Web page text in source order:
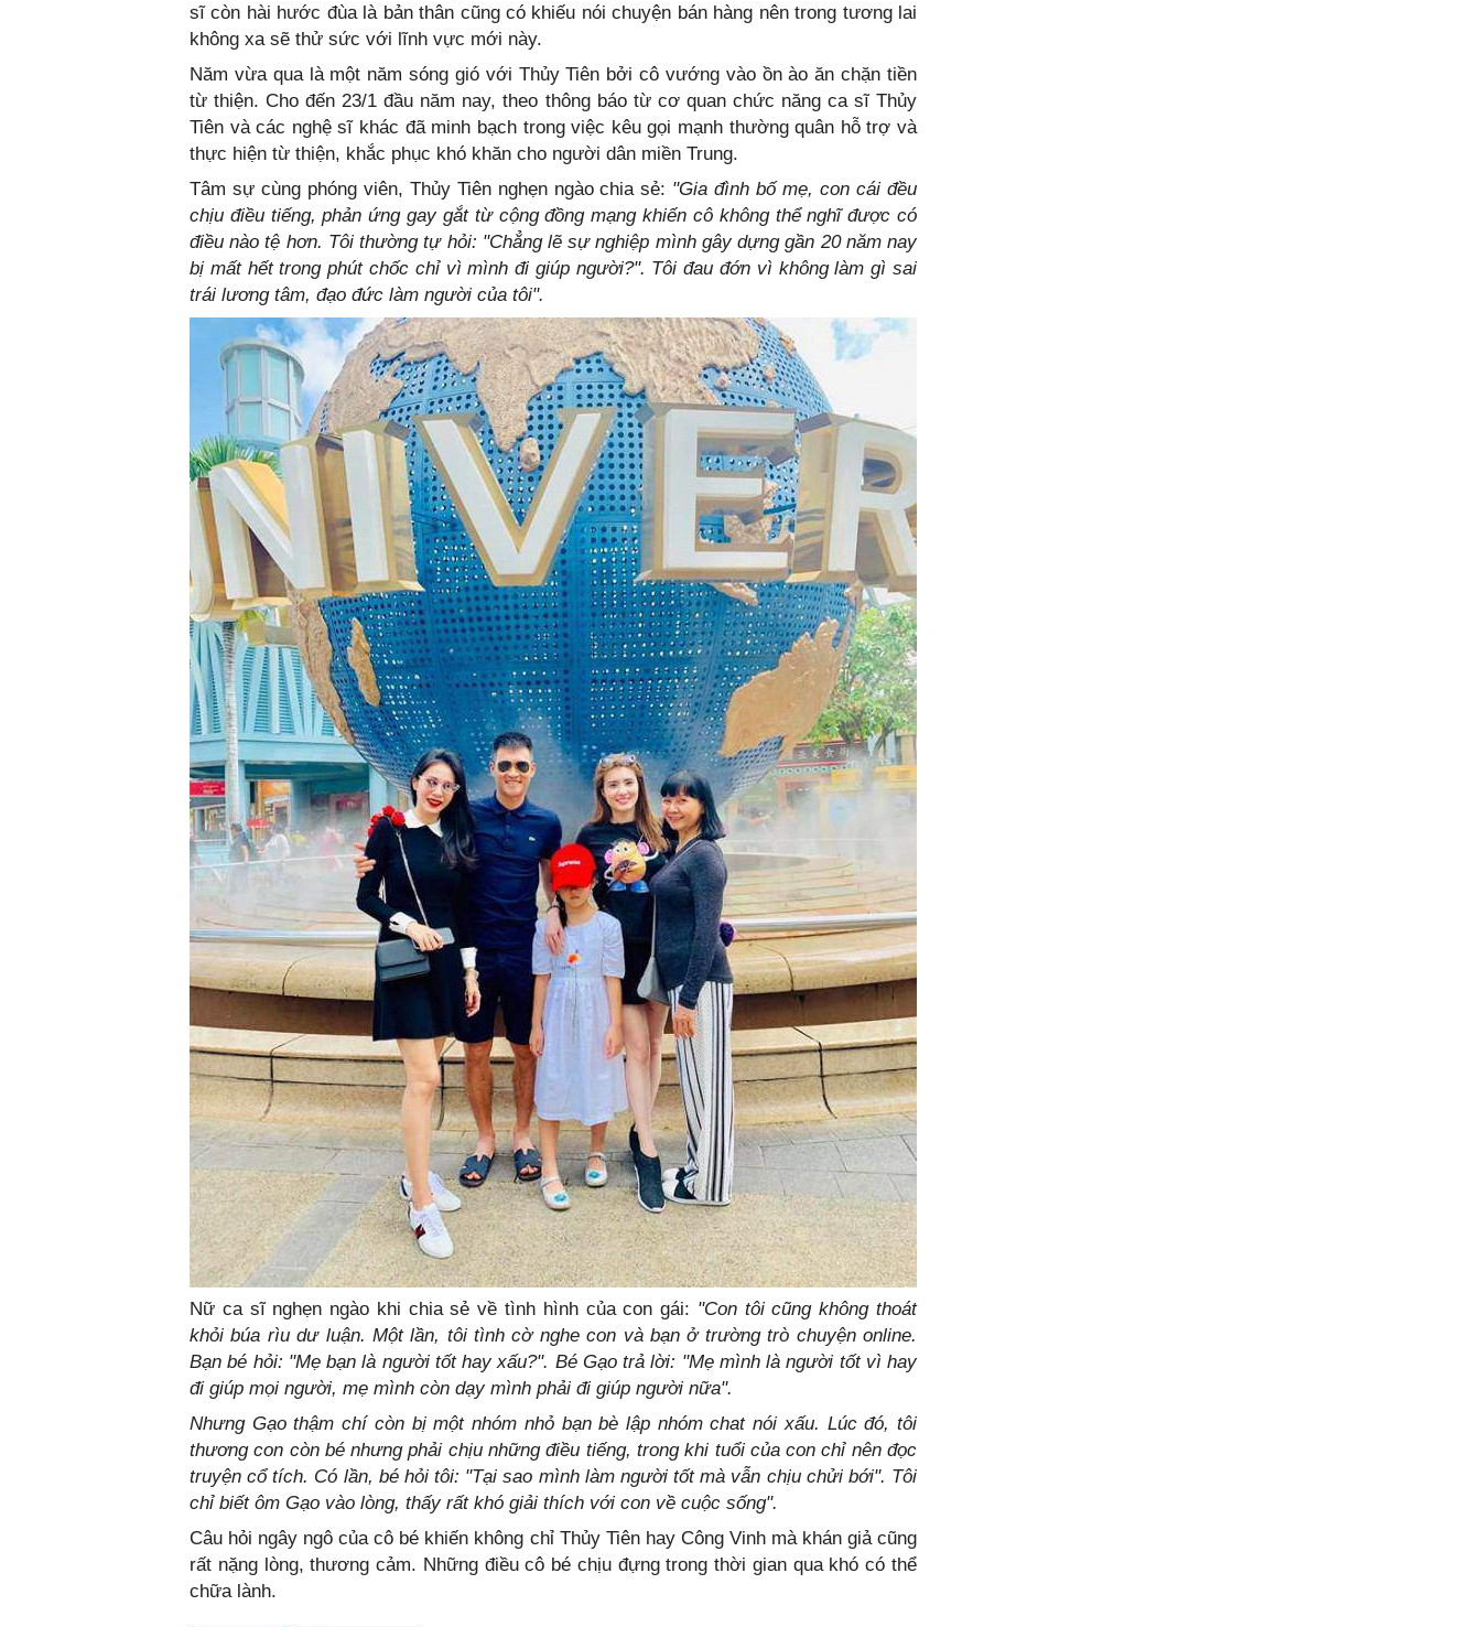
sĩ còn hài hước đùa là bản thân cũng có khiếu nói chuyện bán hàng nên trong tương lai
không xa sẽ thử sức với lĩnh vực mới này.
Năm vừa qua là một năm sóng gió với Thủy Tiên bởi cô vướng vào ồn ào ăn chặn tiền
từ thiện. Cho đến 23/1 đầu năm nay, theo thông báo từ cơ quan chức năng ca sĩ Thủy
Tiên và các nghệ sĩ khác đã minh bạch trong việc kêu gọi mạnh thường quân hỗ trợ và
thực hiện từ thiện, khắc phục khó khăn cho người dân miền Trung.
Tâm sự cùng phóng viên, Thủy Tiên nghẹn ngào chia sẻ: "Gia đình bố mẹ, con cái đều
chịu điều tiếng, phản ứng gay gắt từ cộng đồng mạng khiến cô không thể nghĩ được có
điều nào tệ hơn. Tôi thường tự hỏi: "Chẳng lẽ sự nghiệp mình gây dựng gần 20 năm nay
bị mất hết trong phút chốc chỉ vì mình đi giúp người?". Tôi đau đớn vì không làm gì sai
trái lương tâm, đạo đức làm người của tôi".
Nữ ca sĩ nghẹn ngào khi chia sẻ về tình hình của con gái: "Con tôi cũng không thoát
khỏi búa rìu dư luận. Một lần, tôi tình cờ nghe con và bạn ở trường trò chuyện online.
Bạn bé hỏi: "Mẹ bạn là người tốt hay xấu?". Bé Gạo trả lời: "Mẹ mình là người tốt vì hay
đi giúp mọi người, mẹ mình còn dạy mình phải đi giúp người nữa".
Nhưng Gạo thậm chí còn bị một nhóm nhỏ bạn bè lập nhóm chat nói xấu. Lúc đó, tôi
thương con còn bé nhưng phải chịu những điều tiếng, trong khi tuổi của con chỉ nên đọc
truyện cổ tích. Có lần, bé hỏi tôi: "Tại sao mình làm người tốt mà vẫn chịu chửi bới". Tôi
chỉ biết ôm Gạo vào lòng, thấy rất khó giải thích với con về cuộc sống".
Câu hỏi ngây ngô của cô bé khiến không chỉ Thủy Tiên hay Công Vinh mà khán giả cũng
rất nặng lòng, thương cảm. Những điều cô bé chịu đựng trong thời gian qua khó có thể
chữa lành.